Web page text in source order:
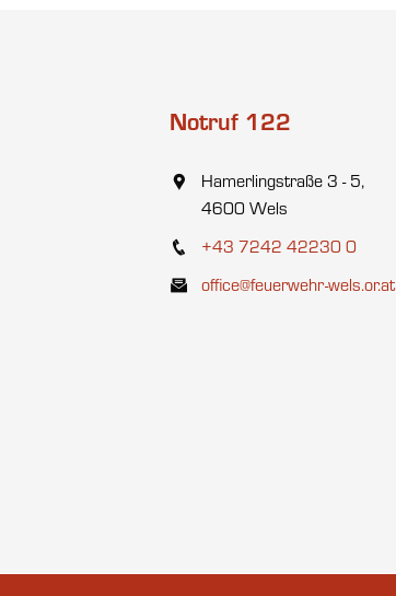
Notruf 122
Hamerlingstraße 3 - 5,
4600 Wels
+43 7242 42230 0
office@feuerwehr-wels.or.at